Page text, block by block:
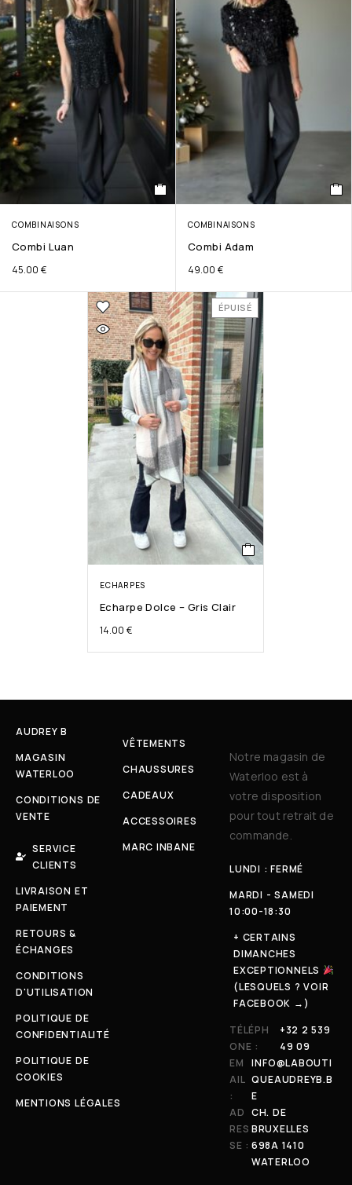
COMBINAISONS
Combi Luan
45.00 €
COMBINAISONS
Combi Adam
49.00 €
ÉPUISÉ
ECHARPES
Echarpe Dolce – Gris Clair
14.00 €
AUDREY B
MAGASIN
WATERLOO
CONDITIONS DE
VENTE
SERVICE
CLIENTS
LIVRAISON ET
PAIEMENT
RETOURS &
ÉCHANGES
CONDITIONS
D'UTILISATION
POLITIQUE DE
CONFIDENTIALITÉ
POLITIQUE DE
COOKIES
MENTIONS LÉGALES
VÊTEMENTS
CHAUSSURES
CADEAUX
ACCESSOIRES
MARC INBANE
Notre magasin de
Waterloo est à
votre disposition
pour tout retrait de
commande.
LUNDI : FERMÉ
MARDI - SAMEDI
10:00-18:30
+ CERTAINS
DIMANCHES
EXCEPTIONNELS
(LESQUELS ? VOIR
FACEBOOK →)
TÉLÉPH
ONE :
+32 2 539
49 09
EM
AIL
:
INFO@LABOUTI
QUEAUDREYB.B
E
AD
RES
SE :
CH. DE
BRUXELLES
698A 1410
WATERLOO